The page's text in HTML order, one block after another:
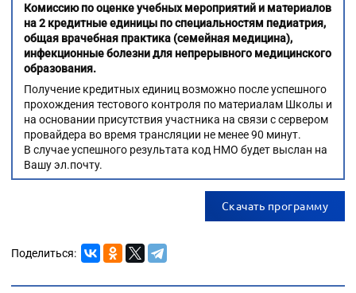
Комиссию по оценке учебных мероприятий и материалов
на 2 кредитные единицы по специальностям педиатрия,
общая врачебная практика (семейная медицина),
инфекционные болезни для непрерывного медицинского
образования.
Получение кредитных единиц возможно после успешного
прохождения тестового контроля по материалам Школы и
на основании присутствия участника на связи с сервером
провайдера во время трансляции не менее 90 минут.
В случае успешного результата код НМО будет выслан на
Вашу эл.почту.
Скачать программу
Поделиться: